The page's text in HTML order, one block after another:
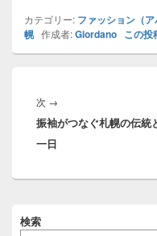
カテゴリー: ファッション（ア
幌作成者:Giordano この投
稿
ナ
ン
次 →
の
振袖がつなぐ札幌の伝統
一日
イ検索